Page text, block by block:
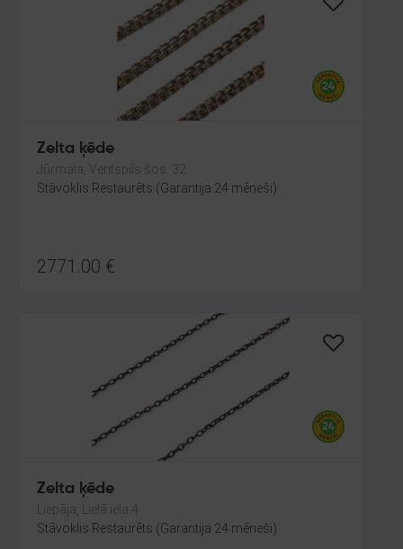
Zelta ķēde
Jūrmala, Ventspils šos. 32
Stāvoklis Restaurēts (Garantija 24 mēneši)
2771.00 €
Zelta ķēde
Liepāja, Lielā iela 4
Stāvoklis Restaurēts (Garantija 24 mēneši)